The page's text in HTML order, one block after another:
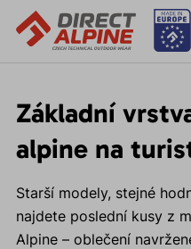
Základní
alpine na
Starší modely, stejné
najdete poslední kusy z
Alpine – oblečení